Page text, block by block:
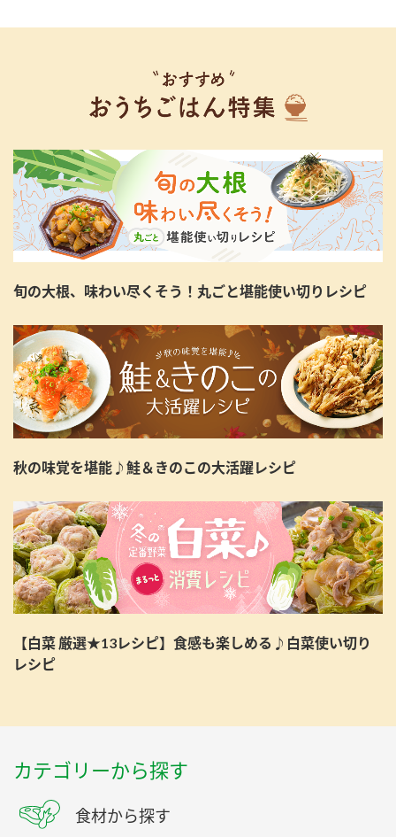
旬の大根、味わい尽くそう！丸ごと堪能使い切りレシピ
秋の味覚を堪能♪鮭＆きのこの大活躍レシピ
【白菜 厳選★13レシピ】食感も楽しめる♪白菜使い切り
レシピ
カテゴリーから探す
食材から探す